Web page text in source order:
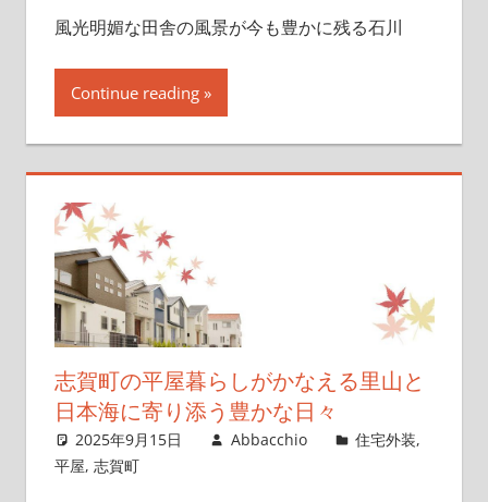
風光明媚な田舎の風景が今も豊かに残る石川
Continue reading
志賀町の平屋暮らしがかなえる里山と
日本海に寄り添う豊かな日々
2025年9月15日 Abbacchio 住宅外装,
平屋, 志賀町